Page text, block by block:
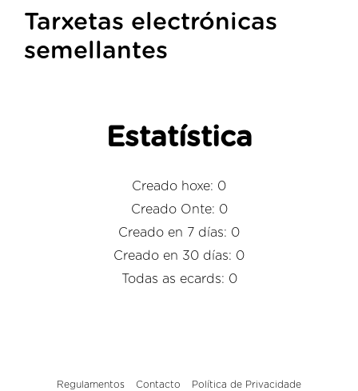
Tarxetas electrónicas
semellantes
Estatística
Creado hoxe: 0
Creado Onte: 0
Creado en 7 días: 0
Creado en 30 días: 0
Todas as ecards: 0
Regulamentos Contacto Política de Privacidade